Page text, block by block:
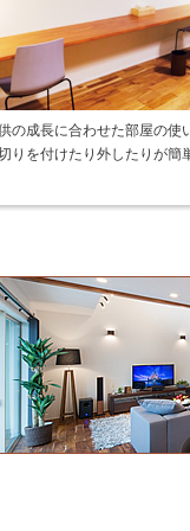
の成長に合わせた部屋の使
りを付けたり外したりが簡